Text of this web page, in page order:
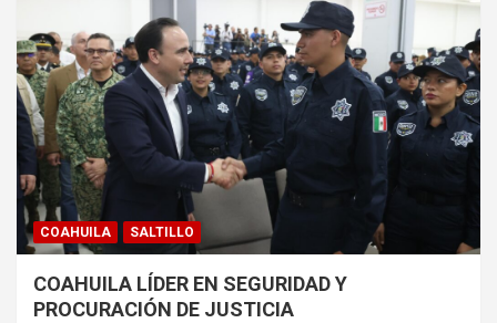
COAHUILA SALTILLO
COAHUILA LÍDER EN SEGURIDAD Y
PROCURACIÓN DE JUSTICIA